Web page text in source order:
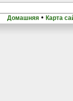
Домашняя • Карта